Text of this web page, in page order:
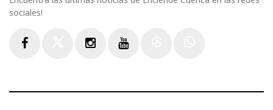
sociales!